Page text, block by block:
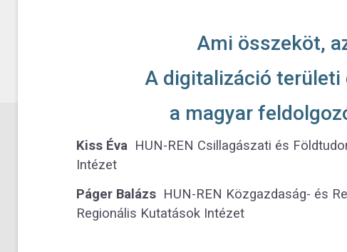
Ami összeköt,
A digitalizáció területi
a magyar
Kiss Éva HUN-REN Csillagászati és
Intézet
Páger Balázs HUN-REN Közgazdaság- és
Regionális Kutatások Intézet